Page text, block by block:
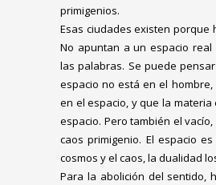
primigenios.
Esas ciudades existen porque
No apuntan a un espacio
las palabras. Se puede
espacio no está en el
en el espacio, y que la materia
espacio. Pero también el
caos primigenio. El espacio
cosmos y el caos, la dualidad
Para la abolición del sentido,